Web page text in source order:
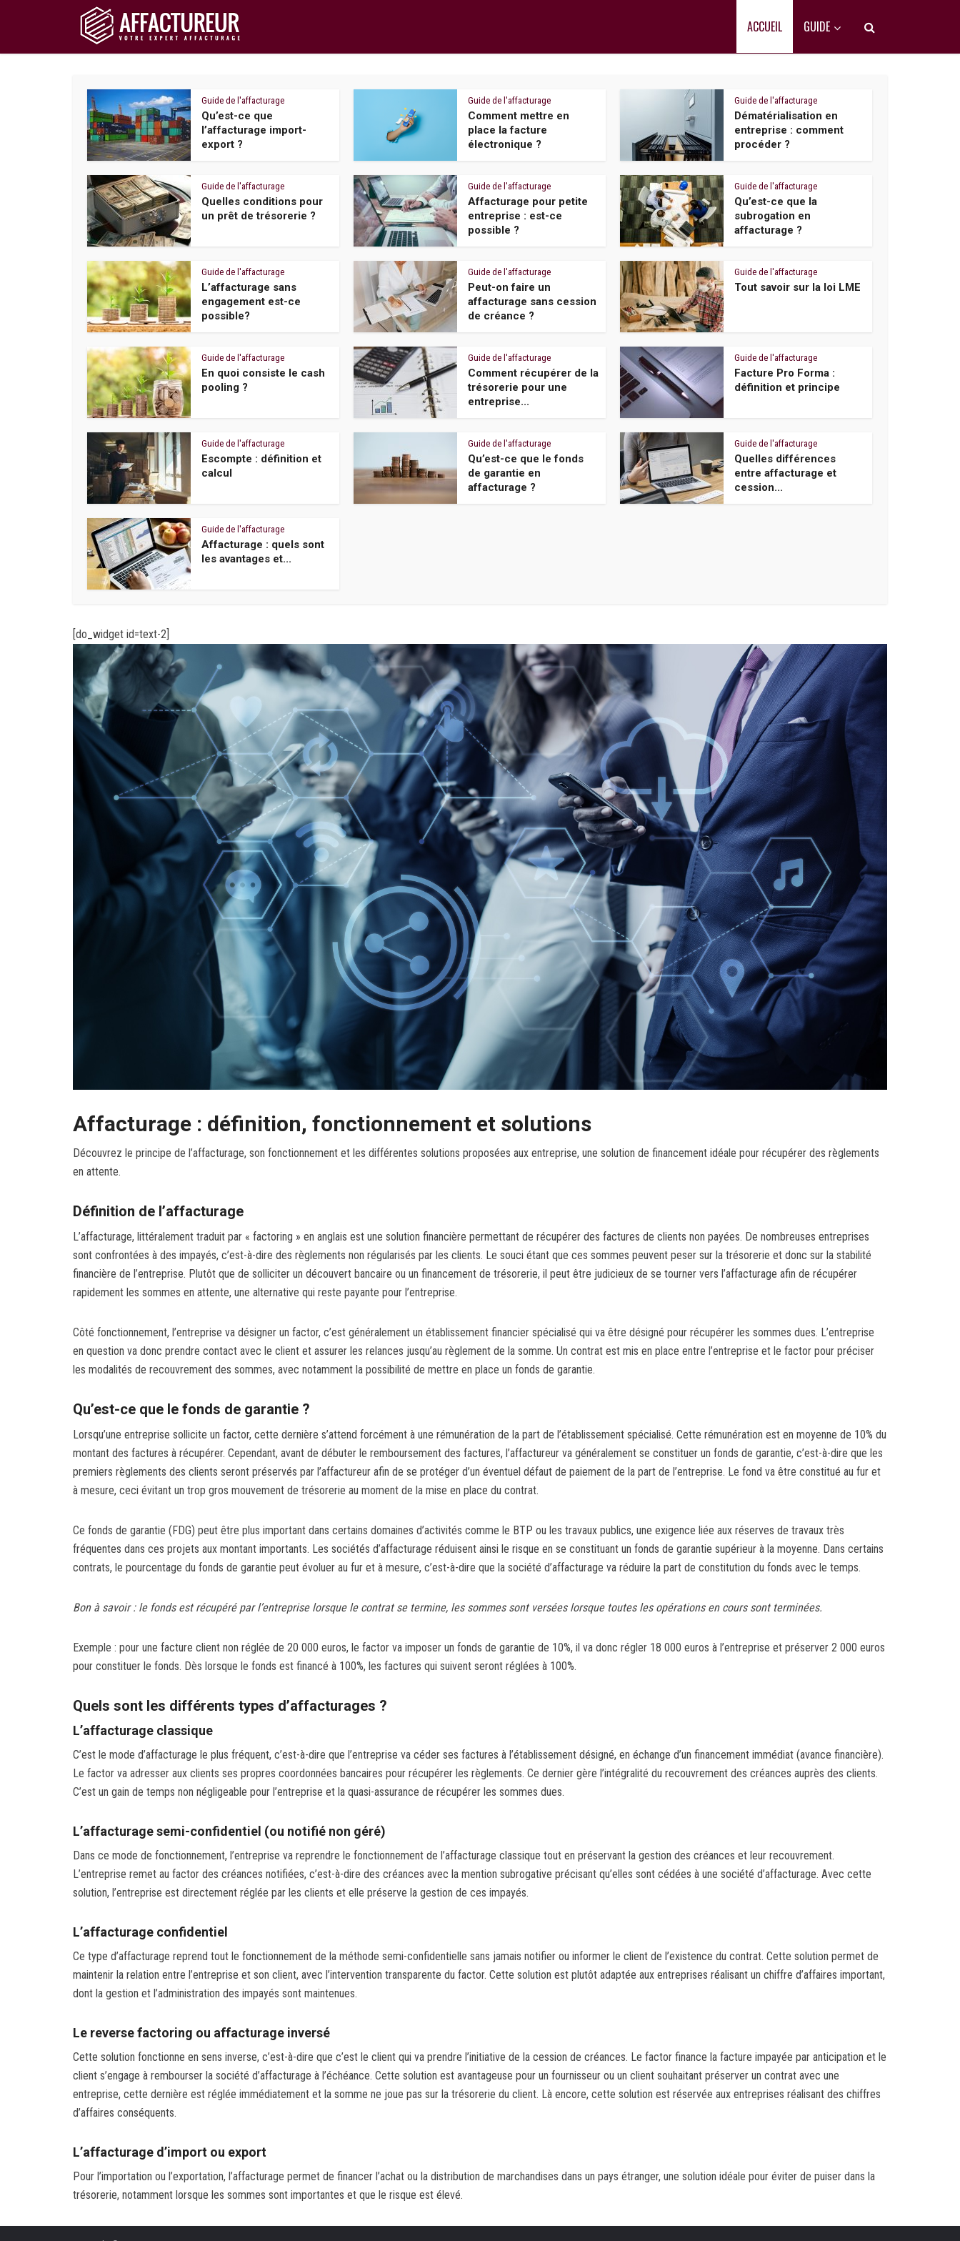
ACCUEIL GUIDE
Guide de l'affacturage
Qu’est-ce que
l’affacturage import-
export ?
Guide de l'affacturage
Comment mettre en
place la facture
électronique ?
Guide de l'affacturage
Dématérialisation en
entreprise : comment
procéder ?
Guide de l'affacturage
Quelles conditions pour
un prêt de trésorerie ?
Guide de l'affacturage
Affacturage pour petite
entreprise : est-ce
possible ?
Guide de l'affacturage
Qu’est-ce que la
subrogation en
affacturage ?
Guide de l'affacturage
L’affacturage sans
engagement est-ce
possible?
Guide de l'affacturage
Peut-on faire un
affacturage sans cession
de créance ?
Guide de l'affacturage
Tout savoir sur la loi LME
Guide de l'affacturage
En quoi consiste le cash
pooling ?
Guide de l'affacturage
Comment récupérer de la
trésorerie pour une
entreprise...
Guide de l'affacturage
Facture Pro Forma :
définition et principe
Guide de l'affacturage
Escompte : définition et
calcul
Guide de l'affacturage
Qu’est-ce que le fonds
de garantie en
affacturage ?
Guide de l'affacturage
Quelles différences
entre affacturage et
cession...
Guide de l'affacturage
Affacturage : quels sont
les avantages et...
[do_widget id=text-2]
Affacturage : définition, fonctionnement et solutions
Découvrez le principe de l’affacturage, son fonctionnement et les différentes solutions proposées aux entreprise, une solution de financement idéale pour récupérer des règlements
en attente.
Définition de l’affacturage
L’affacturage, littéralement traduit par « factoring » en anglais est une solution financière permettant de récupérer des factures de clients non payées. De nombreuses entreprises
sont confrontées à des impayés, c’est-à-dire des règlements non régularisés par les clients. Le souci étant que ces sommes peuvent peser sur la trésorerie et donc sur la stabilité
financière de l’entreprise. Plutôt que de solliciter un découvert bancaire ou un financement de trésorerie, il peut être judicieux de se tourner vers l’affacturage afin de récupérer
rapidement les sommes en attente, une alternative qui reste payante pour l’entreprise.
Côté fonctionnement, l’entreprise va désigner un factor, c’est généralement un établissement financier spécialisé qui va être désigné pour récupérer les sommes dues. L’entreprise
en question va donc prendre contact avec le client et assurer les relances jusqu’au règlement de la somme. Un contrat est mis en place entre l’entreprise et le factor pour préciser
les modalités de recouvrement des sommes, avec notamment la possibilité de mettre en place un fonds de garantie.
Qu’est-ce que le fonds de garantie ?
Lorsqu’une entreprise sollicite un factor, cette dernière s’attend forcément à une rémunération de la part de l’établissement spécialisé. Cette rémunération est en moyenne de 10% du
montant des factures à récupérer. Cependant, avant de débuter le remboursement des factures, l’affactureur va généralement se constituer un fonds de garantie, c’est-à-dire que les
premiers règlements des clients seront préservés par l’affactureur afin de se protéger d’un éventuel défaut de paiement de la part de l’entreprise. Le fond va être constitué au fur et
à mesure, ceci évitant un trop gros mouvement de trésorerie au moment de la mise en place du contrat.
Ce fonds de garantie (FDG) peut être plus important dans certains domaines d’activités comme le BTP ou les travaux publics, une exigence liée aux réserves de travaux très
fréquentes dans ces projets aux montant importants. Les sociétés d’affacturage réduisent ainsi le risque en se constituant un fonds de garantie supérieur à la moyenne. Dans certains
contrats, le pourcentage du fonds de garantie peut évoluer au fur et à mesure, c’est-à-dire que la société d’affacturage va réduire la part de constitution du fonds avec le temps.
Bon à savoir : le fonds est récupéré par l’entreprise lorsque le contrat se termine, les sommes sont versées lorsque toutes les opérations en cours sont terminées.
Exemple : pour une facture client non réglée de 20 000 euros, le factor va imposer un fonds de garantie de 10%, il va donc régler 18 000 euros à l’entreprise et préserver 2 000 euros
pour constituer le fonds. Dès lorsque le fonds est financé à 100%, les factures qui suivent seront réglées à 100%.
Quels sont les différents types d’affacturages ?
L’affacturage classique
C’est le mode d’affacturage le plus fréquent, c’est-à-dire que l’entreprise va céder ses factures à l’établissement désigné, en échange d’un financement immédiat (avance financière).
Le factor va adresser aux clients ses propres coordonnées bancaires pour récupérer les règlements. Ce dernier gère l’intégralité du recouvrement des créances auprès des clients.
C’est un gain de temps non négligeable pour l’entreprise et la quasi-assurance de récupérer les sommes dues.
L’affacturage semi-confidentiel (ou notifié non géré)
Dans ce mode de fonctionnement, l’entreprise va reprendre le fonctionnement de l’affacturage classique tout en préservant la gestion des créances et leur recouvrement.
L’entreprise remet au factor des créances notifiées, c’est-à-dire des créances avec la mention subrogative précisant qu’elles sont cédées à une société d’affacturage. Avec cette
solution, l’entreprise est directement réglée par les clients et elle préserve la gestion de ces impayés.
L’affacturage confidentiel
Ce type d’affacturage reprend tout le fonctionnement de la méthode semi-confidentielle sans jamais notifier ou informer le client de l’existence du contrat. Cette solution permet de
maintenir la relation entre l’entreprise et son client, avec l’intervention transparente du factor. Cette solution est plutôt adaptée aux entreprises réalisant un chiffre d’affaires important,
dont la gestion et l’administration des impayés sont maintenues.
Le reverse factoring ou affacturage inversé
Cette solution fonctionne en sens inverse, c’est-à-dire que c’est le client qui va prendre l’initiative de la cession de créances. Le factor finance la facture impayée par anticipation et le
client s’engage à rembourser la société d’affacturage à l’échéance. Cette solution est avantageuse pour un fournisseur ou un client souhaitant préserver un contrat avec une
entreprise, cette dernière est réglée immédiatement et la somme ne joue pas sur la trésorerie du client. Là encore, cette solution est réservée aux entreprises réalisant des chiffres
d’affaires conséquents.
L’affacturage d’import ou export
Pour l’importation ou l’exportation, l’affacturage permet de financer l’achat ou la distribution de marchandises dans un pays étranger, une solution idéale pour éviter de puiser dans la
trésorerie, notamment lorsque les sommes sont importantes et que le risque est élevé.